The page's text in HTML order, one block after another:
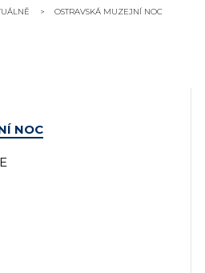
OSTRAVSKÁ MUZEJNÍ NOC
NOC